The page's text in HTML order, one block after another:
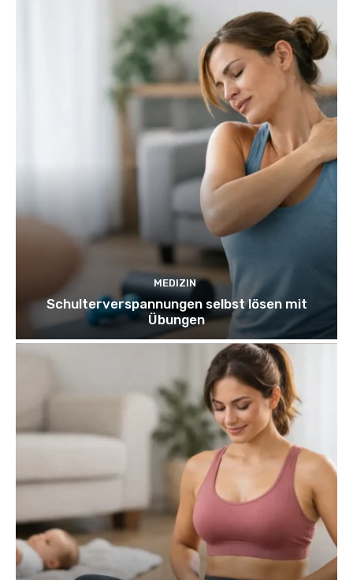
MEDIZIN
Schulterverspannungen selbst lösen mit
Übungen